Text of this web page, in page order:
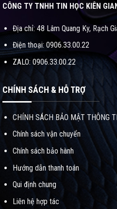
CÔNG TY TNHH TIN HỌC KIÊN
Địa chỉ: 48 Lâm Quang Ky, Rạch
Điện thoại: 0906.33.00.22
ZALO: 0906.33.00.22
CHÍNH SÁCH & HỖ TRỢ
CHÍNH SÁCH BẢO MẬT THÔNG
Chính sách vận chuyển
Chính sách bảo hành
Hướng dẫn thanh toán
Qui định chung
Liên hệ hợp tác